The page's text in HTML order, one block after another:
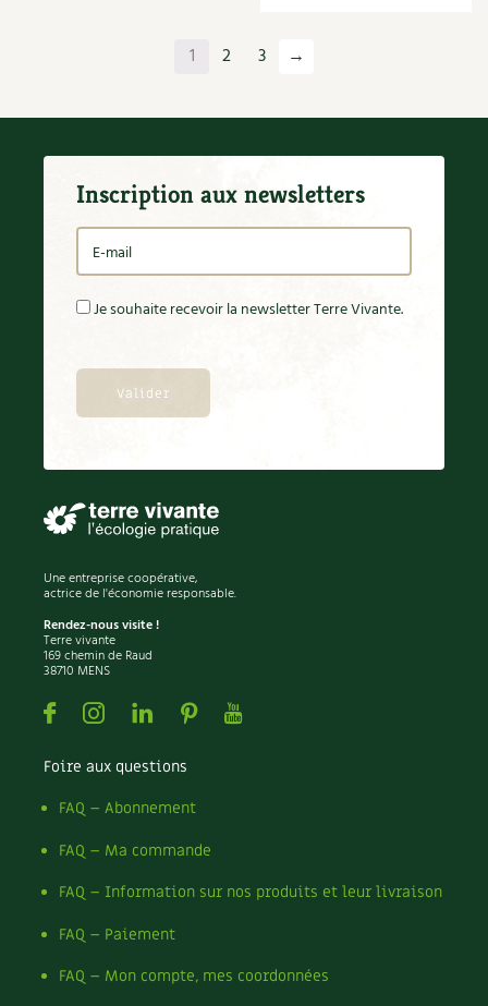
1 2 3 →
Inscription aux newsletters
Je souhaite recevoir la newsletter Terre Vivante.
Une entreprise coopérative,
actrice de l'économie responsable.
Rendez-nous visite !
Terre vivante
169 chemin de Raud
38710 MENS
FacebookInstagramLinkedin
PinterestYoutube
Foire aux questions
FAQ – Abonnement
FAQ – Ma commande
FAQ – Information sur nos produits et leur livraison
FAQ – Paiement
FAQ – Mon compte, mes coordonnées